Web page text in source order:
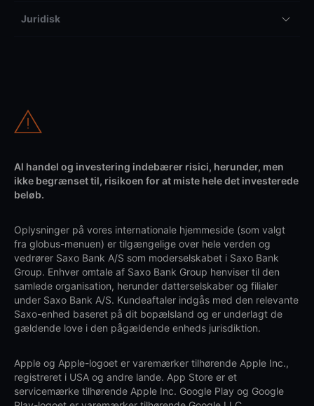
Juridisk
Al handel og investering indebærer risici, herunder, men
ikke begrænset til, risikoen for at miste hele det investerede
beløb.
Oplysninger på vores internationale hjemmeside (som valgt
fra globus-menuen) er tilgængelige over hele verden og
vedrører Saxo Bank A/S som moderselskabet i Saxo Bank
Group. Enhver omtale af Saxo Bank Group henviser til den
samlede organisation, herunder datterselskaber og filialer
under Saxo Bank A/S. Kundeaftaler indgås med den relevante
Saxo-enhed baseret på dit bopælsland og er underlagt de
gældende love i den pågældende enheds jurisdiktion.
Apple og Apple-logoet er varemærker tilhørende Apple Inc.,
registreret i USA og andre lande. App Store er et
servicemærke tilhørende Apple Inc. Google Play og Google